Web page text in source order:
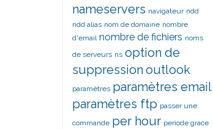
nameservers navigateur ndd
ndd alias nom de domaine nombre
d'email nombre de fichiers noms
de serveurs ns option de
suppressionoutlook
paramètres paramètres email
paramètres ftp passer une
commande per hour periode grace